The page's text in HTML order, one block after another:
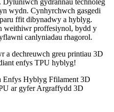
gydrannau technoleg
wydn. Cynhyrchwch gasgedi
ffit dibynadwy a hyblyg.
weithiwr proffesiynol, bydd y
canlyniadau rhagorol.
a dechreuwch greu printiau 3D
enfys TPU hyblyg!
Hyblyg Ffilament 3D
ar gyfer Argraffydd 3D